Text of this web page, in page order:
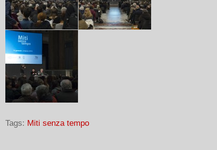
Tags: Miti senza tempo